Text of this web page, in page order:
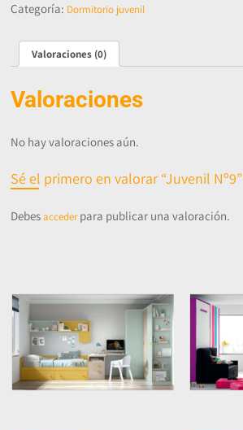
Categoría: Dormitorio juvenil
Valoraciones (0)
Valoraciones
No hay valoraciones aún.
Sé el primero en valorar “Juvenil Nº9”
Debesaccederpara publicar una valoración.